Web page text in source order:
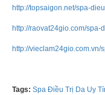
http://topsaigon.net/spa-
http://raovat24gio.com/
http://
Tags: Spa Điều Trị Da Uy